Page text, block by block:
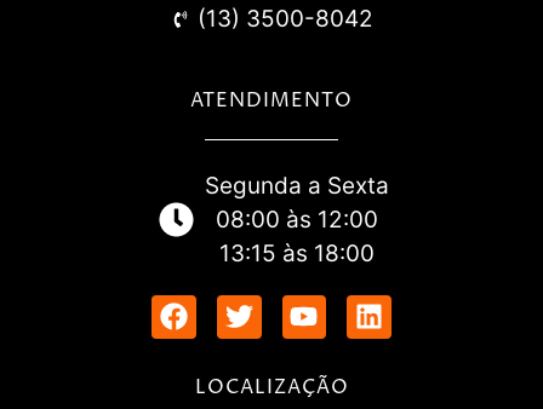
(13) 3500-8042
ATENDIMENTO
Segunda a Sexta
08:00 às 12:00
13:15 às 18:00
LOCALIZAÇÃO